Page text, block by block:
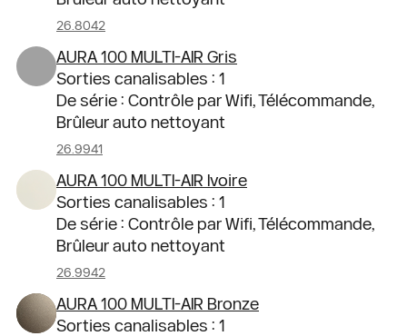
26.8042
AURA 100 MULTI-AIR Gris
Sorties canalisables : 1
De série : Contrôle par Wifi, Télécommande,
Brûleur auto nettoyant
26.9941
AURA 100 MULTI-AIR Ivoire
Sorties canalisables : 1
De série : Contrôle par Wifi, Télécommande,
Brûleur auto nettoyant
26.9942
AURA 100 MULTI-AIR Bronze
Sorties canalisables : 1